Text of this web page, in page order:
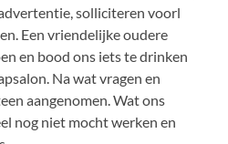
solliciteren voorl
Een vriendelijke oudere
en bood ons iets te drinken
Na wat vragen en
aangenomen. Wat ons
nog niet mocht werken en